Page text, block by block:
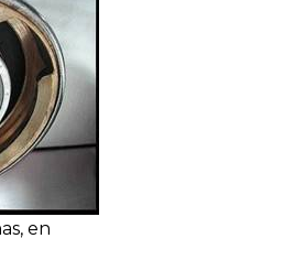
en